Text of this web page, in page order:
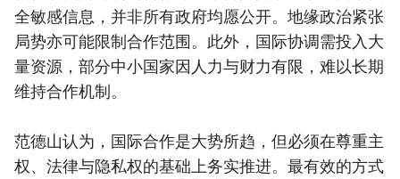
全敏感信息，并非所有政府均愿公开。地缘政治紧张
局势亦可能限制合作范围。此外，国际协调需投入大
量资源，部分中小国家因人力与财力有限，难以长期
维持合作机制。
范德山认为，国际合作是大势所趋，但必须在尊重主
权、法律与隐私权的基础上务实推进。最有效的方式